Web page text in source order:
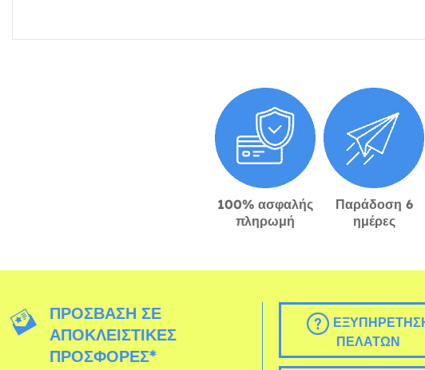
100% ασφαλής
πληρωμή
Παράδοση 6
ημέρες
ΠΡΌΣΒΑΣΗ ΣΕ
ΑΠΟΚΛΕΙΣΤΙΚΈΣ
ΠΡΟΣΦΟΡΈΣ*
ΠΕΛΑΤΏΝ